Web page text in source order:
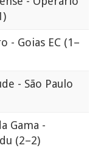
- Goias EC (1–
- São Paulo
Gama -
(2–2)